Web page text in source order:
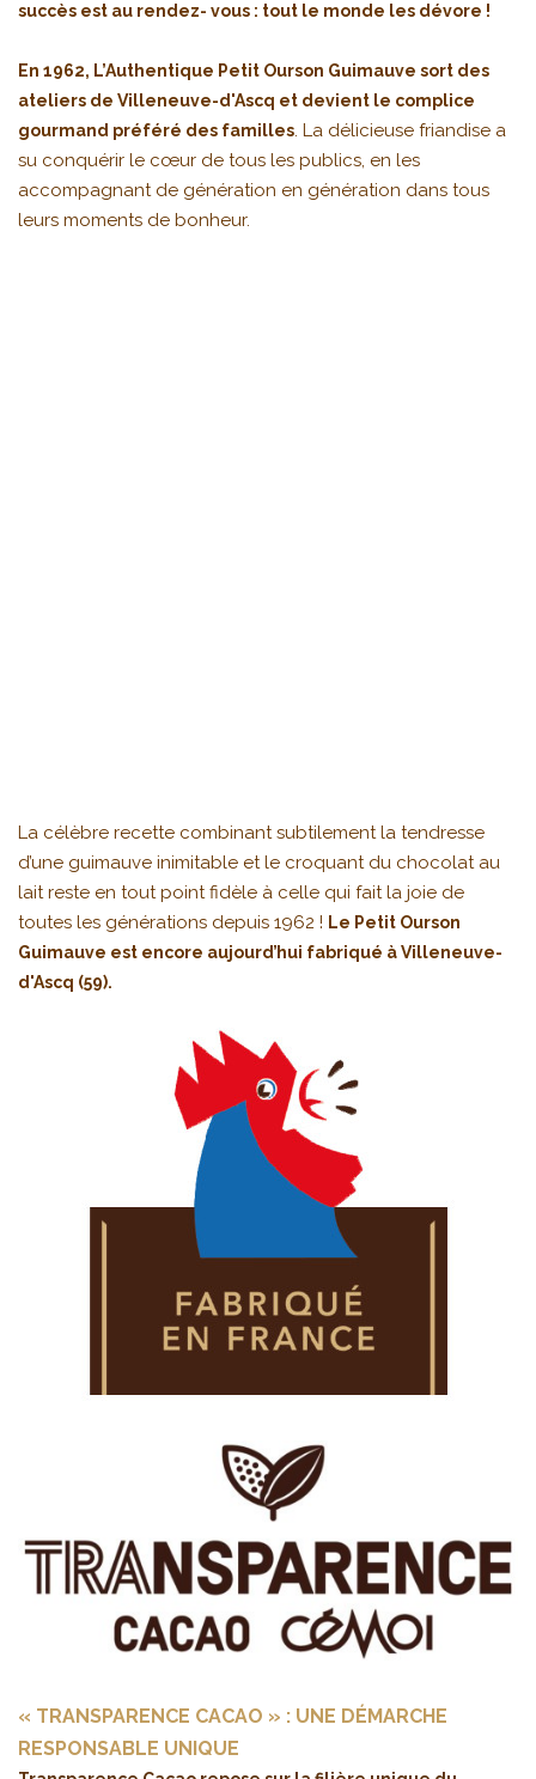
succès est au rendez- vous : tout le monde les dévore !
En 1962, L’Authentique Petit Ourson Guimauve sort des
ateliers de Villeneuve-d'Ascq et devient le complice
gourmand préféré des familles. La délicieuse friandise a
su conquérir le cœur de tous les publics, en les
accompagnant de génération en génération dans tous
leurs moments de bonheur.
La célèbre recette combinant subtilement la tendresse
d’une guimauve inimitable et le croquant du chocolat au
lait reste en tout point fidèle à celle qui fait la joie de
toutes les générations depuis 1962 ! Le Petit Ourson
Guimauve est encore aujourd’hui fabriqué à Villeneuve-
d'Ascq (59).
« TRANSPARENCE CACAO » : UNE DÉMARCHE
RESPONSABLE UNIQUE